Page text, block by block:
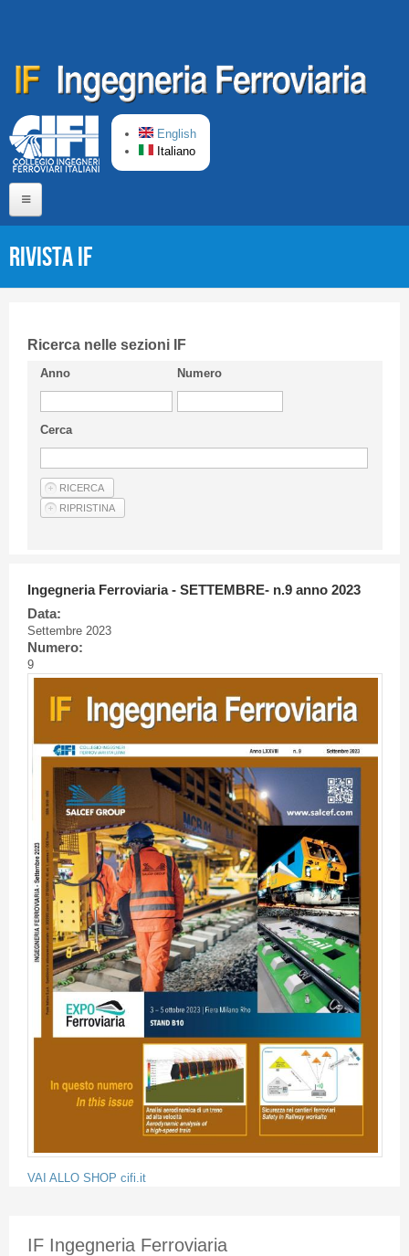
English
Italiano
CIFI in breve
Linee Guida
Privacy Policy
Articoli
Rivista IF
Ricerca nelle sezioni IF
Anno Numero
Cerca
Ingegneria Ferroviaria - SETTEMBRE- n.9 anno 2023
Data:
Settembre 2023
Numero:
9
VAI ALLO SHOP cifi.it
IF Ingegneria Ferroviaria